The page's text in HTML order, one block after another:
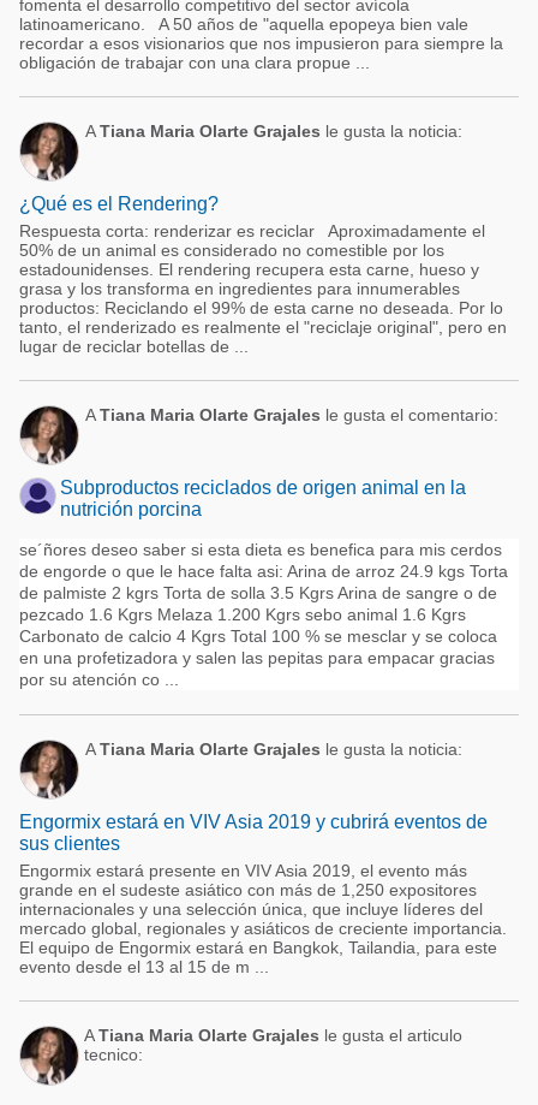
fomenta el desarrollo competitivo del sector avícola
latinoamericano. A 50 años de "aquella epopeya bien vale
recordar a esos visionarios que nos impusieron para siempre la
obligación de trabajar con una clara propue ...
ATiana Maria Olarte Grajales le gusta la noticia:
¿Qué es el Rendering?
Respuesta corta: renderizar es reciclar Aproximadamente el
50% de un animal es considerado no comestible por los
estadounidenses. El rendering recupera esta carne, hueso y
grasa y los transforma en ingredientes para innumerables
productos: Reciclando el 99% de esta carne no deseada. Por lo
tanto, el renderizado es realmente el "reciclaje original", pero en
lugar de reciclar botellas de ...
ATiana Maria Olarte Grajales le gusta el comentario:
Subproductos reciclados de origen animal en la
nutrición porcina
se´ñores deseo saber si esta dieta es benefica para mis cerdos
de engorde o que le hace falta asi: Arina de arroz 24.9 kgs Torta
de palmiste 2 kgrs Torta de solla 3.5 Kgrs Arina de sangre o de
pezcado 1.6 Kgrs Melaza 1.200 Kgrs sebo animal 1.6 Kgrs
Carbonato de calcio 4 Kgrs Total 100 % se mesclar y se coloca
en una profetizadora y salen las pepitas para empacar gracias
por su atención co ...
ATiana Maria Olarte Grajales le gusta la noticia:
Engormix estará en VIV Asia 2019 y cubrirá eventos de
sus clientes
Engormix estará presente en VIV Asia 2019, el evento más
grande en el sudeste asiático con más de 1,250 expositores
internacionales y una selección única, que incluye líderes del
mercado global, regionales y asiáticos de creciente importancia.
El equipo de Engormix estará en Bangkok, Tailandia, para este
evento desde el 13 al 15 de m ...
ATiana Maria Olarte Grajales le gusta el articulo
tecnico: